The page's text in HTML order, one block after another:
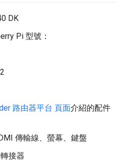
DK
Pi 型號：
路由器平台 頁面介紹的配件
傳輸線、螢幕、鍵盤
接器